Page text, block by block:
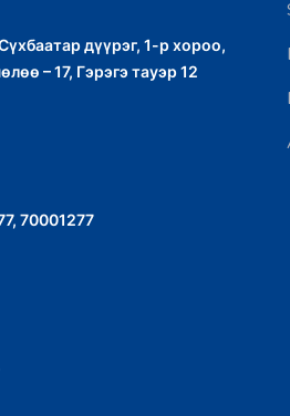
дүүрэг, 1-р хороо,
– 17, Гэрэгэ тауэр 12
70001277